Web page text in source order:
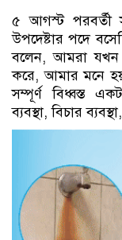
৫ আগস্ট পরবর্তী
উপদেষ্টার পদে
বলেন, আমরা যখন
করে, আমার মনে
সম্পূর্ণ বিধ্বস্ত
ব্যবস্থা, বিচার